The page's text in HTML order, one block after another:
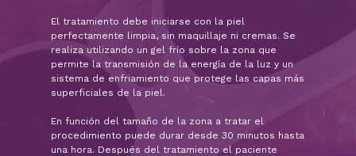
El tratamiento debe iniciarse con la piel
perfectamente limpia, sin maquillaje ni cremas. Se
realiza utilizando un gel frío sobre la zona que
permite la transmisión de la energía de la luz y un
sistema de enfriamiento que protege las capas más
superficiales de la piel.
En función del tamaño de la zona a tratar el
procedimiento puede durar desde 30 minutos hasta
una hora. Después del tratamiento el paciente